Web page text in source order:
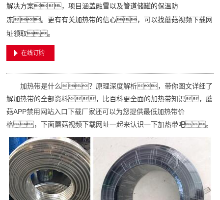
解决方案，项目涵盖融雪以及管道储罐的保温防
冻。更有有关加热带的信心，可以找蘑菇视频下载网
址领取。
在线订购
加热带是什么？原理深度解析，带你图文详细了
解加热带的全部资料，比百科更全面的加热带知识，蘑
菇APP禁用网站入口下载厂家还可以为您提供最低加热带价
格，下面蘑菇视频下载网址一起来认识一下加热带吧。